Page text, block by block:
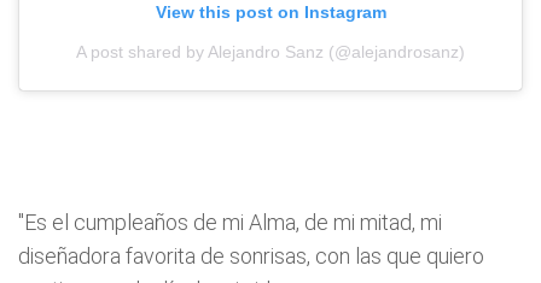
View this post on Instagram
A post shared by Alejandro Sanz (@alejandrosanz)
"Es el cumpleaños de mi Alma, de mi mitad, mi
diseñadora favorita de sonrisas, con las que quiero